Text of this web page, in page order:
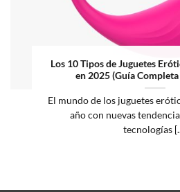
Los 10 Tipos de Juguetes
en 2025 (Guía
El mundo de los juguetes
año con nuevas
tecnologías